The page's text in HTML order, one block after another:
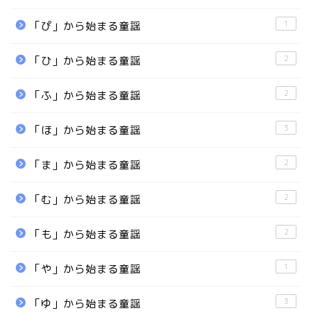
「ぴ」から始まる童謡 1
「ひ」から始まる童謡 2
「ふ」から始まる童謡 2
「ほ」から始まる童謡 3
「ま」から始まる童謡 2
「む」から始まる童謡 2
「も」から始まる童謡 2
「や」から始まる童謡 1
「ゆ」から始まる童謡 3